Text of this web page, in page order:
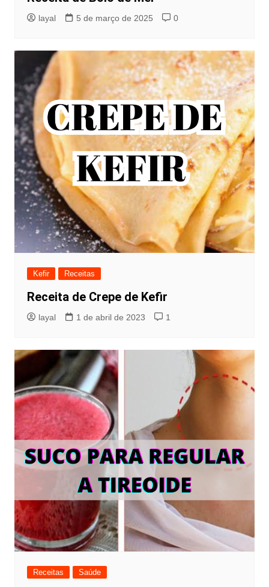
layal 5 de março de 2025 0
Kefir Receitas
Receita de Crepe de Kefir
layal 1 de abril de 2023 1
Receitas Saúde